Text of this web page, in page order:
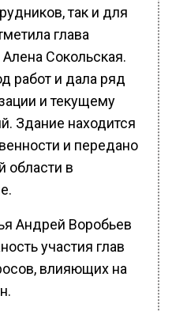
так и для
глава
Алена Сокольская.
работ и дала ряд
и текущему
Здание находится
и передано
области в
Андрей Воробьев
участия глав
влияющих на